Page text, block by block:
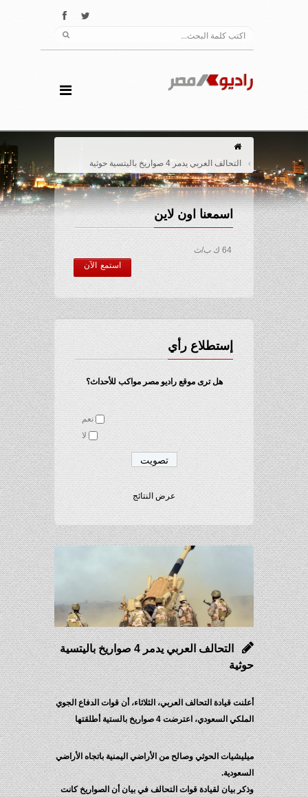
التحالف العربي يدمر 4 صواريخ باليتسية حوثية
اسمعنا اون لاين
64 ك ب/ث
استمع الآن
إستطلاع رأي
هل ترى موقع راديو مصر مواكب للأحداث؟
نعم
لا
عرض النتائج
التحالف العربي يدمر 4 صواريخ باليتسية
حوثية
أعلنت قيادة التحالف العربي، الثلاثاء، أن قوات الدفاع الجوي
الملكي السعودي، اعترضت 4 صواريخ بالستية أطلقتها
ميليشيات الحوثي وصالح من الأراضي اليمنية باتجاه الأراضي
السعودية.
وذكر بيان لقيادة قوات التحالف في بيان أن الصواريخ كانت